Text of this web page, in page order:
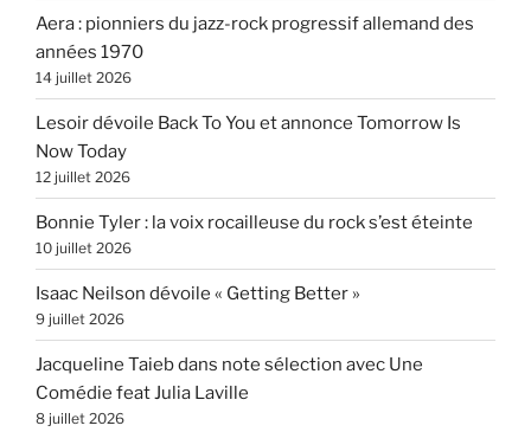
Aera : pionniers du jazz-rock progressif allemand des
années 1970
14 juillet 2026
Lesoir dévoile Back To You et annonce Tomorrow Is
Now Today
12 juillet 2026
Bonnie Tyler : la voix rocailleuse du rock s’est éteinte
10 juillet 2026
Isaac Neilson dévoile « Getting Better »
9 juillet 2026
Jacqueline Taieb dans note sélection avec Une
Comédie feat Julia Laville
8 juillet 2026